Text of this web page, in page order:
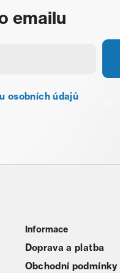
emailu
osobních údajů
Informace
Doprava a platba
Obchodní podmínky